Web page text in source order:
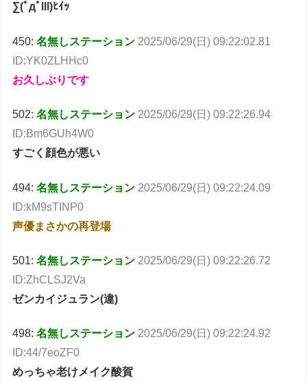
∑(ﾟдﾟlll)ﾋｲｯ
450:名無しステーション 2025/06/29(日) 09:22:02.81
ID:YK0ZLHHc0
お久しぶりです
502:名無しステーション 2025/06/29(日) 09:22:26.94
ID:Bm6GUh4W0
すごく顔色が悪い
494:名無しステーション 2025/06/29(日) 09:22:24.09
ID:kM9sTINP0
声優まさかの再登場
501:名無しステーション 2025/06/29(日) 09:22:26.72
ID:ZhCLSJ2Va
ゼンカイジュラン(違)
498:名無しステーション 2025/06/29(日) 09:22:24.92
ID:44/7eoZF0
めっちゃ老けメイク酸賀